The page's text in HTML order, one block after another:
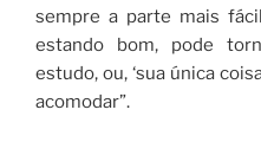
sempre a parte mais
estando bom, pode
estudo, ou, ‘sua única
acomodar”.